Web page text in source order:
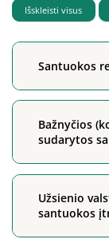
Išskleisti visus
Santuokos
Bažnyčios
sudarytos
Užsienio
santuokos